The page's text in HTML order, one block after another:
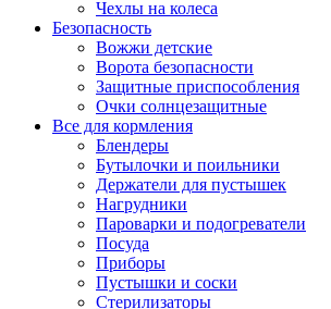
Чехлы на колеса
Безопасность
Вожжи детские
Ворота безопасности
Защитные приспособления
Очки солнцезащитные
Все для кормления
Блендеры
Бутылочки и поильники
Держатели для пустышек
Нагрудники
Пароварки и подогреватели
Посуда
Приборы
Пустышки и соски
Стерилизаторы